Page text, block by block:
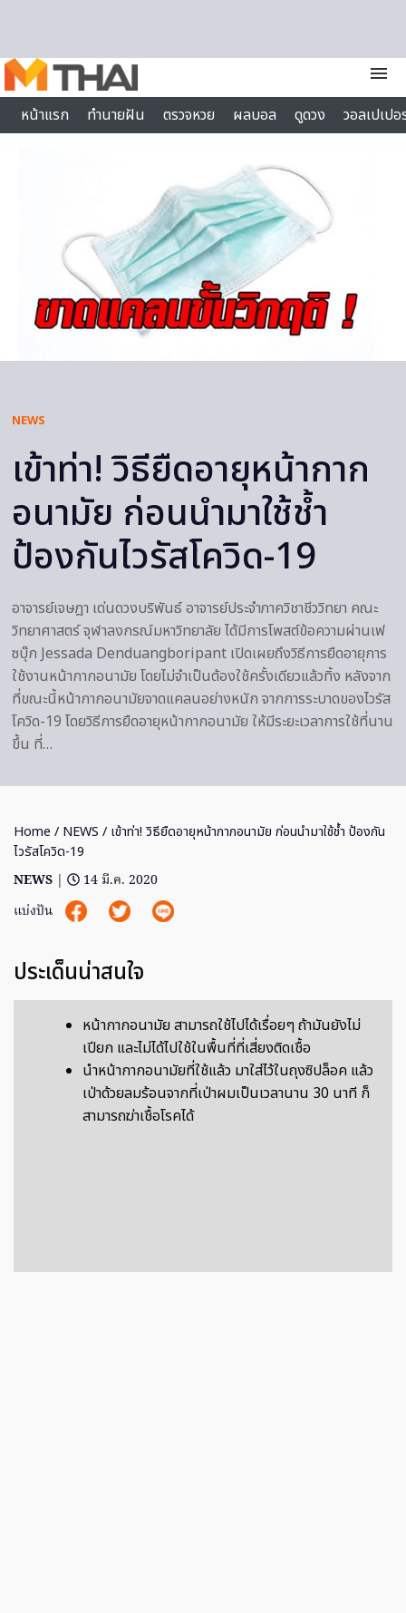
menu
หน้าแรก
ทำนายฝัน ตรวจหวย ผลบอล ดูดวง
วอลเปเป
NEWS
เข้าท่า! วิธียืดอายุหน้ากาก
อนามัย ก่อนนำมาใช้ช้ำ
ป้องกันไวรัสโควิด-19
อาจารย์เจษฎา เด่นดวงบริพันธ์ อาจารย์ประจำภาควิชาชีววิทยา คณะ
วิทยาศาสตร์ จุฬาลงกรณ์มหาวิทยาลัย ได้มีการโพสต์ข้อความผ่านเฟ
ซบุ๊ก Jessada Denduangboripant เปิดเผยถึงวิธีการยืดอายุการ
ใช้งานหน้ากากอนามัย โดยไม่จำเป็นต้องใช้ครั้งเดียวแล้วทิ้ง หลังจาก
ที่ขณะนี้หน้ากากอนามัยจาดแคลนอย่างหนัก จากการระบาดของไวรัส
โควิด-19 โดยวิธีการยืดอายุหน้ากากอนามัย ให้มีระยะเวลาการใช้ที่นาน
ขึ้น ที่…
Home / NEWS / เข้าท่า! วิธียืดอายุหน้ากากอนามัย ก่อนนำมาใช้ช้ำ ป้องกัน
ไวรัสโควิด-19
NEWS |
14 มี.ค. 2020
แบ่งปัน
ประเด็นน่าสนใจ
หน้ากากอนามัย สามารถใช้ไปได้เรื่อยๆ ถ้ามันยังไม่
เปียก และไม่ได้ไปใช้ในพื้นที่ที่เสี่ยงติดเชื้อ
นำหน้ากากอนามัยที่ใช้แล้ว มาใส่ไว้ในถุงซิปล็อค แล้ว
เป่าด้วยลมร้อนจากที่เป่าผมเป็นเวลานาน 30 นาที ก็
สามารถฆ่าเชื้อโรคได้